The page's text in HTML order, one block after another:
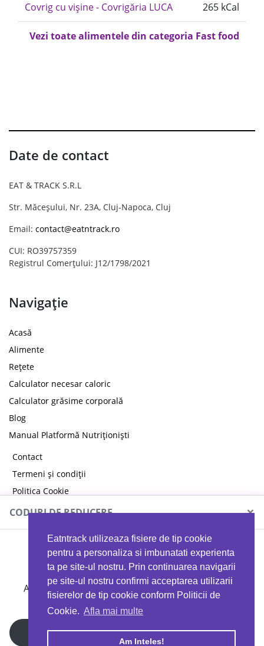
Eatntrack utilizeaza fisiere de tip cookie
pentru a personaliza si imbunatati experienta
ta pe site-ul nostru. Prin continuarea navigarii
pe site-ul nostru confirmi acceptarea utilizarii
fisierelor de tip cookie conform Politicii de
Cookie. Afla mai multe
Am Inteles!
Covrig cu vișine - Covrigăria LUCA 265 kCal
Vezi toate alimentele din categoria Fast food
Date de contact
EAT & TRACK S.R.L
Str. Măceșului, Nr. 23A, Cluj-Napoca, Cluj
Email: contact@eatntrack.ro
CUI: RO39757359
Registrul Comerțului: J12/1798/2021
Navigație
Acasă
Alimente
Rețete
Calculator necesar caloric
Calculator grăsime corporală
Blog
Manual Platformă Nutriționiști
Contact
Termeni și condiții
Politica Cookie
Politica de confidențialitate
CODURI DE REDUCERE ×
MYPROTEIN
Ai 40%reducere la orice comandă folosind codul
EATTRACK
Profită acum